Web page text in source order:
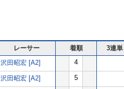
レーサー 着順
3連単
沢田昭宏 [A2] 4
沢田昭宏 [A2] 5